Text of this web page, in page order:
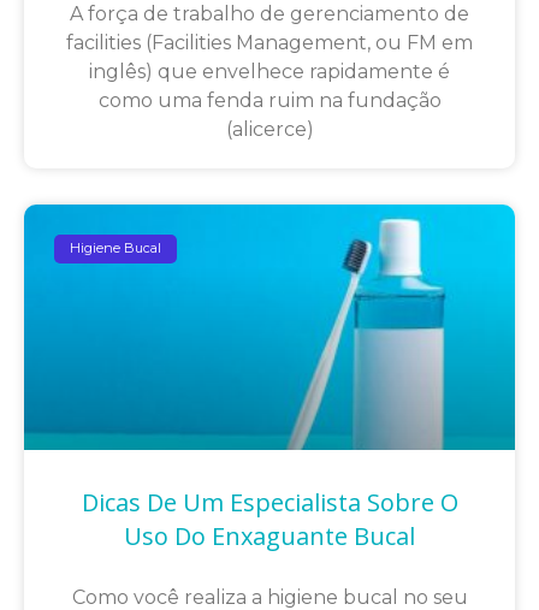
A força de trabalho de gerenciamento de
facilities (Facilities Management, ou FM em
inglês) que envelhece rapidamente é
como uma fenda ruim na fundação
(alicerce)
Higiene Bucal
Dicas De Um Especialista Sobre O
Uso Do Enxaguante Bucal
Como você realiza a higiene bucal no seu